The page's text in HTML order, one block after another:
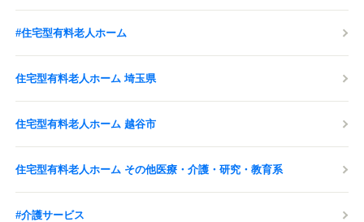
#住宅型有料老人ホーム
住宅型有料老人ホーム 埼玉県
住宅型有料老人ホーム 越谷市
住宅型有料老人ホーム その他医療・介護・研究・教育系
#介護サービス